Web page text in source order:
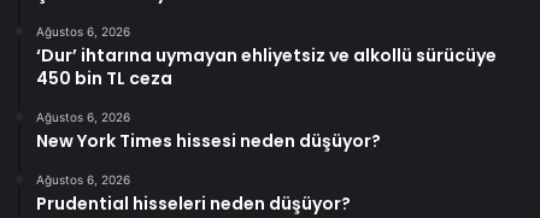
Ağustos 6, 2026
‘Dur’ ihtarına uymayan ehliyetsiz ve alkollü sürücüye
450 bin TL ceza
Ağustos 6, 2026
New York Times hissesi neden düşüyor?
Ağustos 6, 2026
Prudential hisseleri neden düşüyor?